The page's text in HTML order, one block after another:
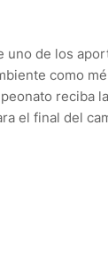
uno de los
como
reciba
el final del